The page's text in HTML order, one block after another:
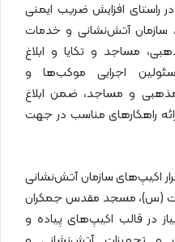
راستای افزایش ضریب ایمنی
سازمان آتش‌نشانی و خدمات
مساجد و تکایا و ابلاغ
اجرایی موکب‌ها و
و مساجد، ضمن ابلاغ
راهکارهای مناسب در جهت
اکیپ‌های سازمان آتش‌نشانی
(س)، مسجد مقدس جمکران
در قالب اکیپ‌های پیاده و